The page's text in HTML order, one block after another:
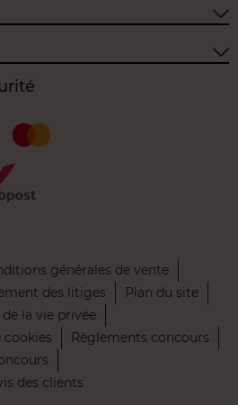
générales de vente
des litiges
Plan du site
la vie privée
Règlements concours
des clients